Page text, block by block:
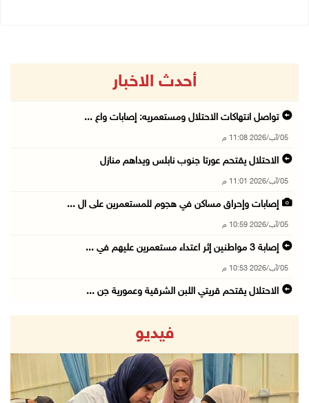
أحدث الاخبار
تواصل انتهاكات الاحتلال ومستعمريه: إصابات واع ...
05/آب/2026 11:08 م
الاحتلال يقتحم عورتا جنوب نابلس ويداهم منازل
05/آب/2026 11:01 م
إصابات وإحراق مساكن في هجوم للمستعمرين على ال ...
05/آب/2026 10:59 م
إصابة 3 مواطنين إثر اعتداء مستعمرين عليهم في ...
05/آب/2026 10:53 م
الاحتلال يقتحم قريتي اللبن الشرقية وعمورية جن ...
الوزيرة شاهين تبحث مع نظيرها المصري مستجدات ا ...
05/آب/2026 10:43 م
مستعمرون يقتحمون بيت فجار جنوب بيت لحم
05/آب/2026 10:19 م
فيديو